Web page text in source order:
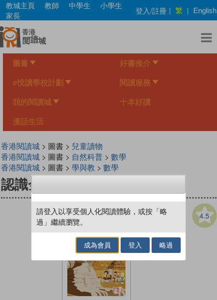
Skip
main
content
教城主頁 教師 中學生
小學生
家長
登入/註冊 | 繁 | English
圖書 好書推介
e悅讀學校計劃 閱讀服務
我的閱讀城 十本好讀
漫話生活
香港閱讀城> 圖書 > 兒童讀物
香港閱讀城> 圖書 > 自然科普> 數學
香港閱讀城> 圖書 > 學與教 > 數學
認識金字塔
4.5
請登入以享受個人化閱讀體驗，或按「略
過」繼續瀏覽。
成為會員 登入 略過